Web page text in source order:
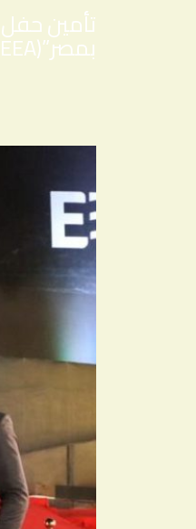
تأمين حفل
بمصر”(EEA)